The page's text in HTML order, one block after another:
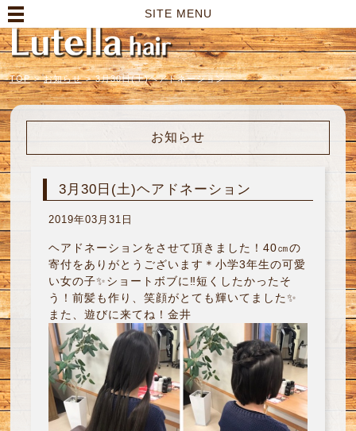
SITE MENU
TOP > お知らせ > 3月30日(土)ヘアドネーション
お知らせ
3月30日(土)ヘアドネーション
2019年03月31日
ヘアドネーションをさせて頂きました！40㎝の
寄付をありがとうございます＊小学3年生の可愛
い女の子✨ショートボブに‼︎短くしたかったそ
う！前髪も作り、笑顔がとても輝いてました✨
また、遊びに来てね！金井